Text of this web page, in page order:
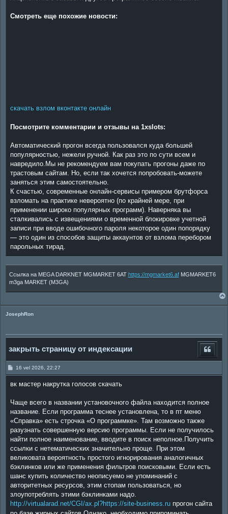
Смотреть еще похожие новости:
скачать взлом вконтакте онлайн
Посмотрите комментарии и отзывы на 1xslots:
Автоматический прогон всегда пользовался куда большей
популярностью, нежели ручной. Как раз это по сути всем и
навредило.Мы не рекомендуем вам покупать прогоны даже по
трастовым сайтам. Но, если так хочется попробовать-можете
заняться этим самостоятельно.
К счастью, современные онлайн-сервисы примером брутфорса
взломать на практике невероятно (по крайней мере, при
применении широко популярных программ). Наверняка вы
сталкивались с извещениями о временной блокировке учетной
записи при вводе ошибочного пароля некоторое один попорядку
— это один из способов защиты аккаунтов от взлома перебором
парольных тирад.
Ссылка на MEGA DARKNET MGMARKET 6AT https://mgmarket6.afMGMARKET6
m3ga MARKET (M3GA)
JosephRon
закрыть страницу от индексации
P
t
16 vel 2026, 22:27
вк мастер накрутка голосов скачать
Чаще всего в названии установочного файла находится полное
название. Если программа теснее установлена, то в пт меню
«Справка» есть строчка «О программке». Там возможно также
разузнать совершенную версию программы. Если не получилось
найти полное наименование, вводите в поиск неполное.Получить
ссылки с нетематических значительно проще. При этом
великовата вероятность простого игнорирования аналогичных
бэклинков или же применения фильтров поисковыми. Если есть
шанс купить количество неописуемо не упоминаний с
авторитетных ресурсов, этим стопам пользоваться, но
злоупотреблять этими бэклинками надо.
http://virtualarad.net/CGI/ax.pl?https://site-business.ru прогон сайта